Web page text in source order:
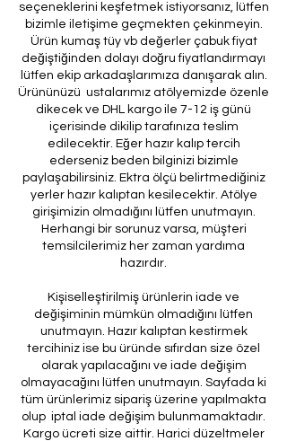
seçeneklerini keşfetmek istiyorsanız, lütfen
bizimle iletişime geçmekten çekinmeyin.
Ürün kumaş tüy vb değerler çabuk fiyat
değiştiğinden dolayı doğru fiyatlandırmayı
lütfen ekip arkadaşlarımıza danışarak alın.
Ürününüzü ustalarımız atölyemizde özenle
dikecek ve DHL kargo ile 7-12 iş günü
içerisinde dikilip tarafınıza teslim
edilecektir. Eğer hazır kalıp tercih
ederseniz beden bilginizi bizimle
paylaşabilirsiniz. Ektra ölçü belirtmediğiniz
yerler hazır kalıptan kesilecektir. Atölye
girişimizin olmadığını lütfen unutmayın.
Herhangi bir sorunuz varsa, müşteri
temsilcilerimiz her zaman yardıma
hazırdır.
Kişiselleştirilmiş ürünlerin iade ve
değişiminin mümkün olmadığını lütfen
unutmayın. Hazır kalıptan kestirmek
tercihiniz ise bu üründe sıfırdan size özel
olarak yapılacağını ve iade değişim
olmayacağını lütfen unutmayın. Sayfada ki
tüm ürünlerimiz sipariş üzerine yapılmakta
olup iptal iade değişim bulunmamaktadır.
Kargo ücreti size aittir. Harici düzeltmeler